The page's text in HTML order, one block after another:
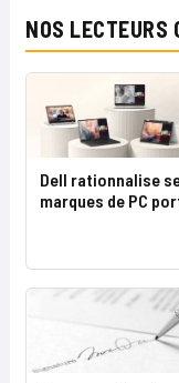
NOS LECTEURS
Dell rationnalise
marques de PC